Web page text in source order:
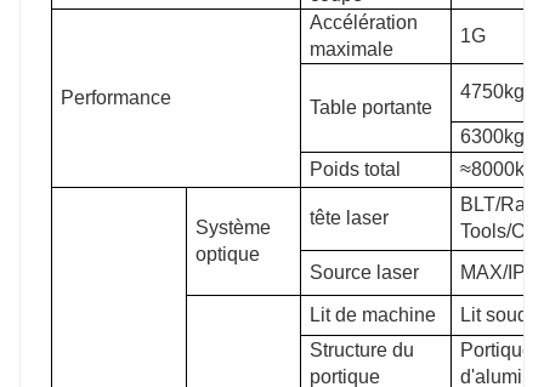
Performance
Accélération
maximale
1G
Table portante
4750kg
6300kg
Poids total
≈8000kg
Système
optique
tête laser
BLT/Ray
Tools/
Source laser
MAX/IPG
Lit de machine
Lit soudé
Structure du
portique
Portique